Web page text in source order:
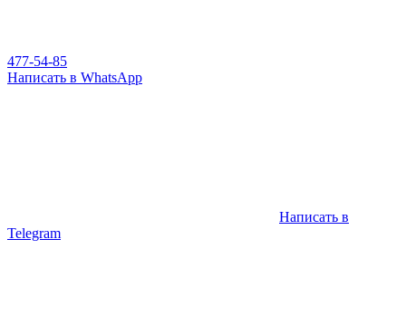
477-54-85
Написать в WhatsApp
Написать в
Telegram